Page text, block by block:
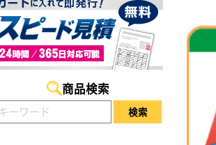
商品検索
検索